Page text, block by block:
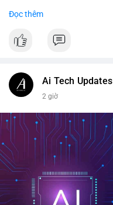
$btc $eth
#vlikevn #titanbot
Đọc thêm
Ai Tech Updates
2 giờ